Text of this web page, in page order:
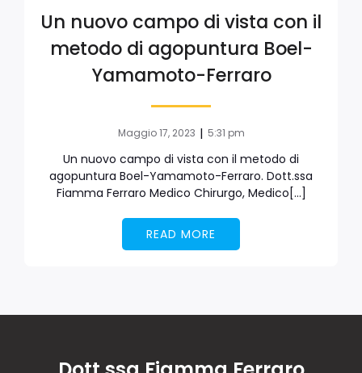
Un nuovo campo di vista con il
metodo di agopuntura Boel-
Yamamoto-Ferraro
Maggio 17, 2023 | 5:31 pm
Un nuovo campo di vista con il metodo di
agopuntura Boel-Yamamoto-Ferraro. Dott.ssa
Fiamma Ferraro Medico Chirurgo, Medico[…]
READ MORE